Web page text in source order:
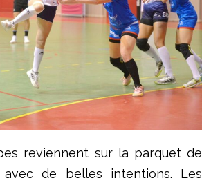
reviennent sur la parquet de
avec de belles intentions. Les